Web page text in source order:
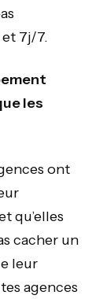
7j/7.
les
ont
qu’elles
cacher un
leur
agences